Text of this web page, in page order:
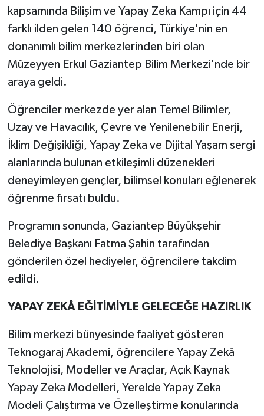
kapsamında Bilişim ve Yapay Zeka Kampı için 44
farklı ilden gelen 140 öğrenci, Türkiye'nin en
donanımlı bilim merkezlerinden biri olan
Müzeyyen Erkul Gaziantep Bilim Merkezi'nde bir
araya geldi.
Öğrenciler merkezde yer alan Temel Bilimler,
Uzay ve Havacılık, Çevre ve Yenilenebilir Enerji,
İklim Değişikliği, Yapay Zeka ve Dijital Yaşam sergi
alanlarında bulunan etkileşimli düzenekleri
deneyimleyen gençler, bilimsel konuları eğlenerek
öğrenme fırsatı buldu.
Programın sonunda, Gaziantep Büyükşehir
Belediye Başkanı Fatma Şahin tarafından
gönderilen özel hediyeler, öğrencilere takdim
edildi.
YAPAY ZEKÂ EĞİTİMİYLE GELECEĞE HAZIRLIK
Bilim merkezi bünyesinde faaliyet gösteren
Teknogaraj Akademi, öğrencilere Yapay Zekâ
Teknolojisi, Modeller ve Araçlar, Açık Kaynak
Yapay Zeka Modelleri, Yerelde Yapay Zeka
Modeli Çalıştırma ve Özelleştirme konularında